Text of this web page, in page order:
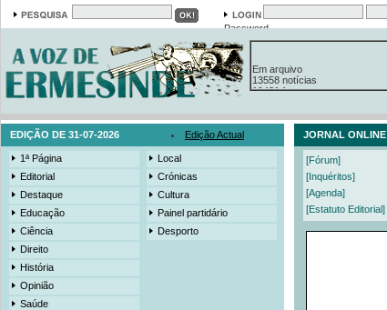
Password
Em arquivo
13558 notícias
19421 fotos
525 registos
EDIÇÃO DE 31-07-2026 Edição Actual JORNAL ONLINE
1ª Página
Editorial
Destaque
Educação
Ciência
Direito
História
Opinião
Saúde
Local
Crónicas
Cultura
Painel partidário
Desporto
[Fórum]
[Inquéritos]
[Agenda]
[Estatuto Editorial]